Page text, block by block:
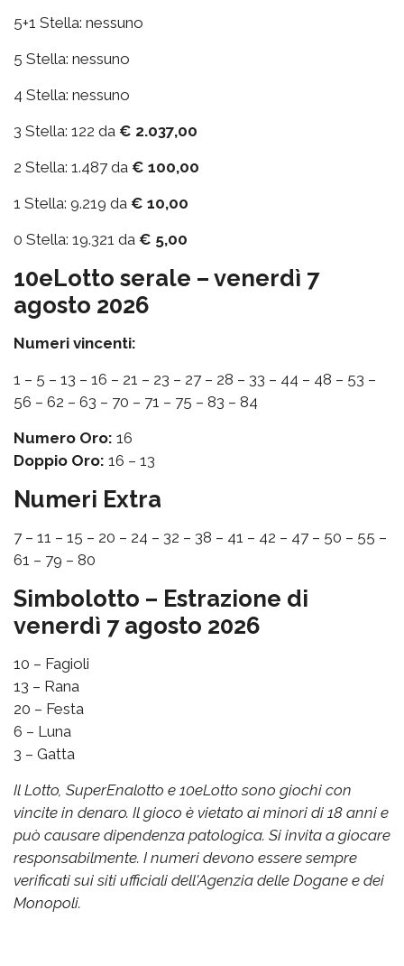
5+1 Stella: nessuno
5 Stella: nessuno
4 Stella: nessuno
3 Stella: 122 da € 2.037,00
2 Stella: 1.487 da € 100,00
1 Stella: 9.219 da € 10,00
0 Stella: 19.321 da € 5,00
10eLotto serale – venerdì 7
agosto 2026
Numeri vincenti:
1 – 5 – 13 – 16 – 21 – 23 – 27 – 28 – 33 – 44 – 48 – 53 –
56 – 62 – 63 – 70 – 71 – 75 – 83 – 84
Numero Oro: 16
Doppio Oro: 16 – 13
Numeri Extra
7 – 11 – 15 – 20 – 24 – 32 – 38 – 41 – 42 – 47 – 50 – 55 –
61 – 79 – 80
Simbolotto – Estrazione di
venerdì 7 agosto 2026
10 – Fagioli
13 – Rana
20 – Festa
6 – Luna
3 – Gatta
Il Lotto, SuperEnalotto e 10eLotto sono giochi con
vincite in denaro. Il gioco è vietato ai minori di 18 anni e
può causare dipendenza patologica. Si invita a giocare
responsabilmente. I numeri devono essere sempre
verificati sui siti ufficiali dell'Agenzia delle Dogane e dei
Monopoli.